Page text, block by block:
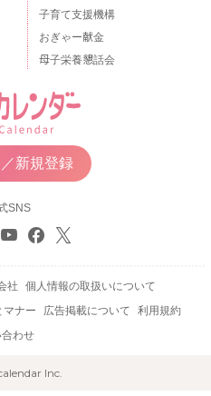
子育て支援機構
おぎゃー献金
母子栄養懇話会
新規登録
SNS
社
個人情報の取扱いについて
マナー 広告掲載について
利用規約
わせ
Inc.